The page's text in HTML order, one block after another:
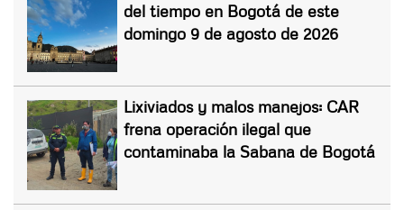
del tiempo en Bogotá de este
domingo 9 de agosto de 2026
Lixiviados y malos manejos: CAR
frena operación ilegal que
contaminaba la Sabana de Bogotá